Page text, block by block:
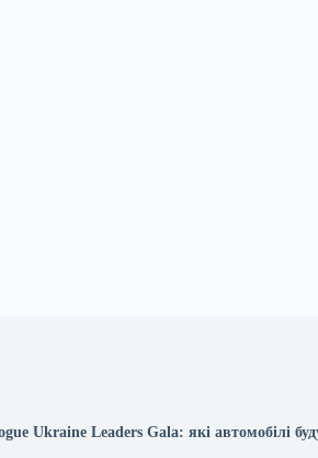
Ukraine Leaders Gala: які автомобілі